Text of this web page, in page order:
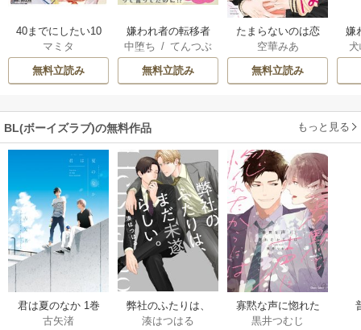
40までにしたい10
のこと
マミタ
無料立読み
嫌われ者の転移者
は、出戻った異世
界で溺愛される
中堕ち /てんつぶ
無料立読み
たまらないのは恋
なのか
空華みあ
無料立読み
嫌
BL(ボーイズラブ)の無料作品 もっと見る
君は夏のなか 1巻
古矢渚
弊社のふたりは、
まだ未遂らしい。
湊はつはる
寡黙な声に惚れた
からには【おまけ
黒井つむじ